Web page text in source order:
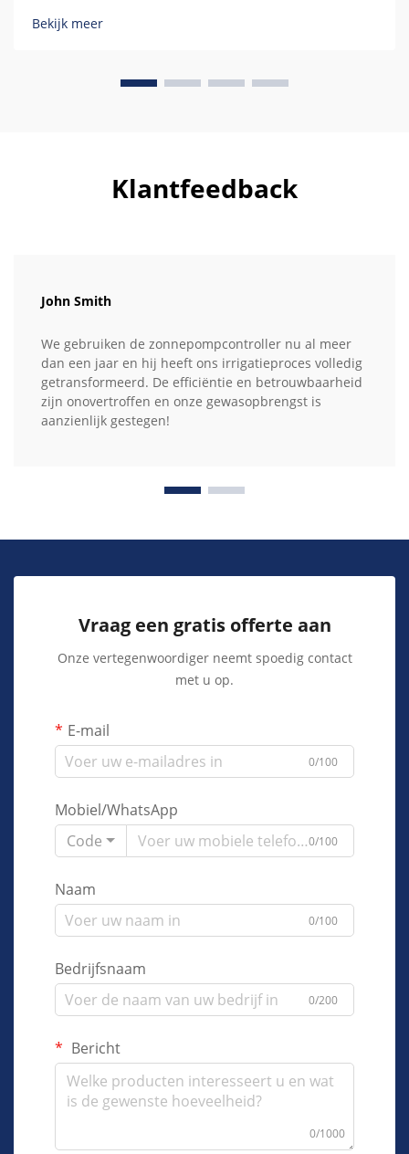
Bekijk meer
Klantfeedback
John Smith
We gebruiken de zonnepompcontroller nu al meer
dan een jaar en hij heeft ons irrigatieproces volledig
getransformeerd. De efficiëntie en betrouwbaarheid
zijn onovertroffen en onze gewasopbrengst is
aanzienlijk gestegen!
Vraag een gratis offerte aan
Onze vertegenwoordiger neemt spoedig contact
met u op.
E-mail
0/100
Mobiel/WhatsApp
Code
0/100
Naam
0/100
Bedrijfsnaam
0/200
Bericht
0/1000